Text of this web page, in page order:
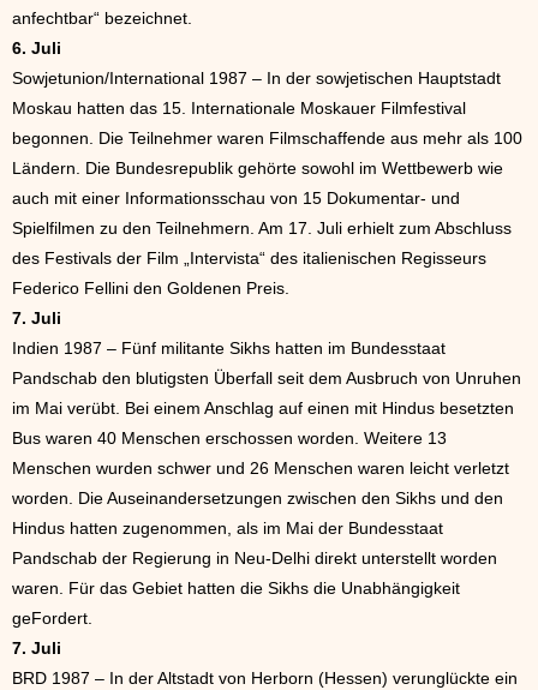
anfechtbar“ bezeichnet.
6. Juli
Sowjetunion/International 1987 – In der sowjetischen Hauptstadt
Moskau hatten das 15. Internationale Moskauer Filmfestival
begonnen. Die Teilnehmer waren Filmschaffende aus mehr als 100
Ländern. Die Bundesrepublik gehörte sowohl im Wettbewerb wie
auch mit einer Informationsschau von 15 Dokumentar- und
Spielfilmen zu den Teilnehmern. Am 17. Juli erhielt zum Abschluss
des Festivals der Film „Intervista“ des italienischen Regisseurs
Federico Fellini den Goldenen Preis.
7. Juli
Indien 1987 – Fünf militante Sikhs hatten im Bundesstaat
Pandschab den blutigsten Überfall seit dem Ausbruch von Unruhen
im Mai verübt. Bei einem Anschlag auf einen mit Hindus besetzten
Bus waren 40 Menschen erschossen worden. Weitere 13
Menschen wurden schwer und 26 Menschen waren leicht verletzt
worden. Die Auseinandersetzungen zwischen den Sikhs und den
Hindus hatten zugenommen, als im Mai der Bundesstaat
Pandschab der Regierung in Neu-Delhi direkt unterstellt worden
waren. Für das Gebiet hatten die Sikhs die Unabhängigkeit
geFordert.
7. Juli
BRD 1987 – In der Altstadt von Herborn (Hessen) verunglückte ein